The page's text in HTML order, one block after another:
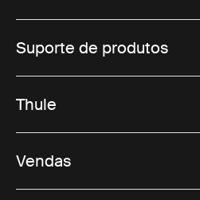
Suporte de produtos
Thule
Vendas